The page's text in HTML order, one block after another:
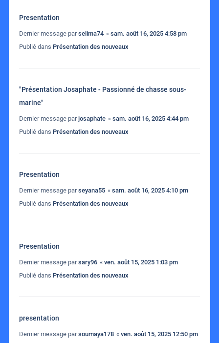
Presentation
Dernier message parselima74 « sam. août 16, 2025 4:58 pm
Publié dans Présentation des nouveaux
"Présentation Josaphate - Passionné de chasse sous-
marine"
Dernier message parjosaphate « sam. août 16, 2025 4:44 pm
Publié dans Présentation des nouveaux
Presentation
Dernier message parseyana55 « sam. août 16, 2025 4:10 pm
Publié dans Présentation des nouveaux
Presentation
Dernier message parsary96 « ven. août 15, 2025 1:03 pm
Publié dans Présentation des nouveaux
presentation
Dernier message parsoumaya178 « ven. août 15, 2025 12:50 pm